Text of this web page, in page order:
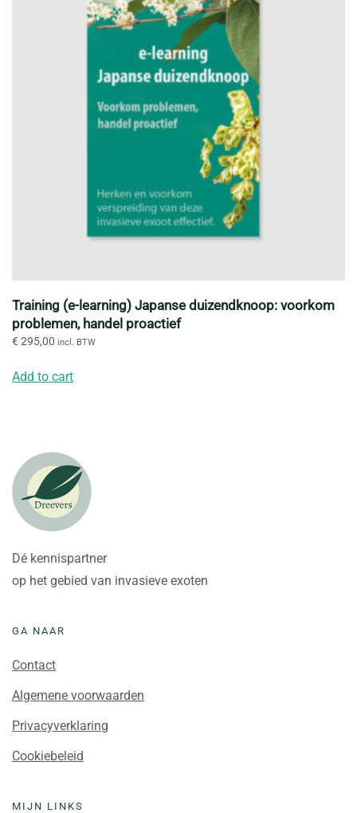
Training (e-learning) Japanse duizendknoop: voorkom
problemen, handel proactief
€ 295,00 incl. BTW
Add to cart
Dé kennispartner
op het gebied van invasieve exoten
GA NAAR
Contact
Algemene voorwaarden
Privacyverklaring
Cookiebeleid
MIJN LINKS